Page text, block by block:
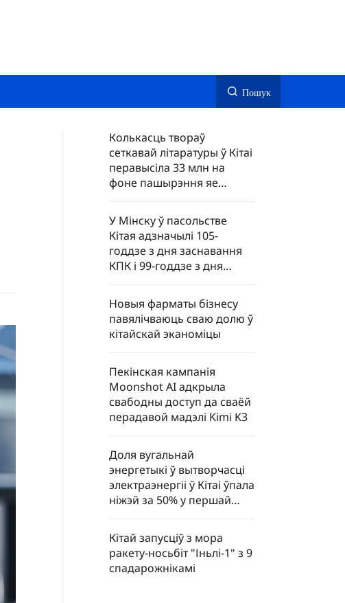
Пошук
Колькасць твораў
сеткавай літаратуры ў Кітаі
перавысіла 33 млн на
фоне пашырэння яе
глабальнага ахопу
У Мінску ў пасольстве
Кітая адзначылі 105-
годдзе з дня заснавання
КПК і 99-годдзе з дня
ўтварэння НВАК
Новыя фарматы бізнесу
павялічваюць сваю долю ў
кітайскай эканоміцы
Пекінская кампанія
Moonshot AI адкрыла
свабодны доступ да сваёй
перадавой мадэлі Kimi K3
Доля вугальнай
энергетыкі ў вытворчасці
электраэнергіі ў Кітаі ўпала
ніжэй за 50% у першай
палове 2026 года
Кітай запусціў з мора
ракету-носьбіт "Іньлі-1" з 9
спадарожнікамі